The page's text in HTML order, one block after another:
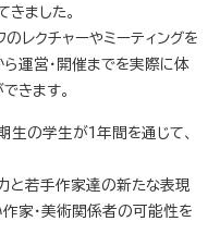
きました。
のレクチャーやミーティングを
運営・開催までを実際に体
きます。
生の学生が1年間を通じて、
と若手作家達の新たな表現
家・美術関係者の可能性を